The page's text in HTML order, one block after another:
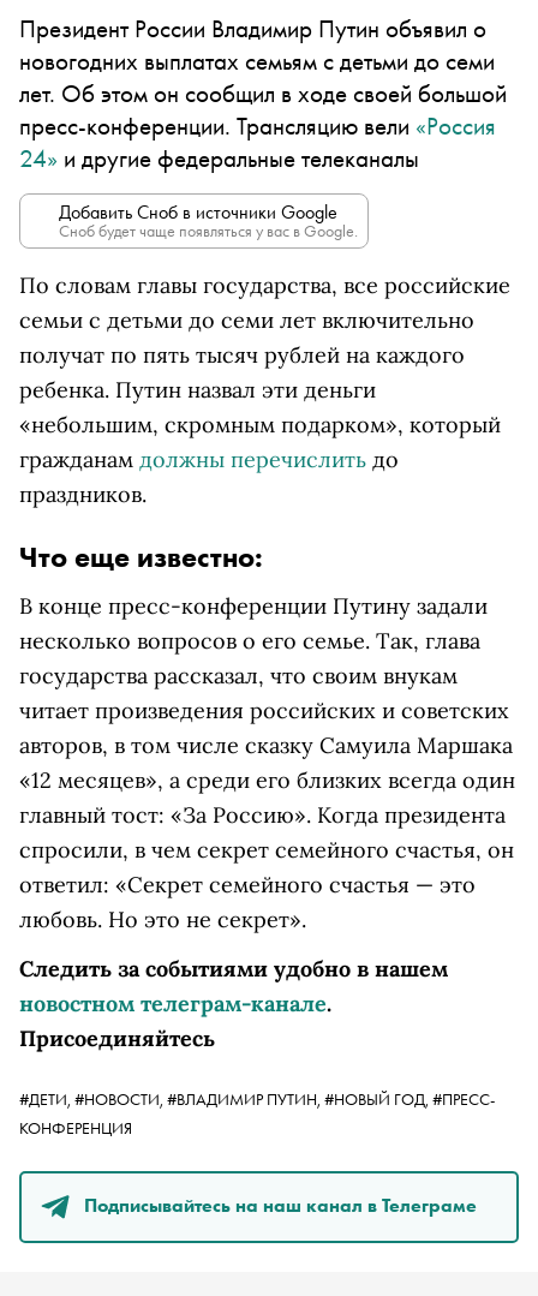
Президент России Владимир Путин объявил о
новогодних выплатах семьям с детьми до семи
лет. Об этом он сообщил в ходе своей большой
пресс-конференции. Трансляцию вели «Россия
24» и другие федеральные телеканалы
Добавить Сноб в источники Google
Сноб будет чаще появляться у вас в Google.
По словам главы государства, все российские
семьи с детьми до семи лет включительно
получат по пять тысяч рублей на каждого
ребенка. Путин назвал эти деньги
«небольшим, скромным подарком», который
гражданам должны перечислить до
праздников.
Что еще известно:
В конце пресс-конференции Путину задали
несколько вопросов о его семье. Так, глава
государства рассказал, что своим внукам
читает произведения российских и советских
авторов, в том числе сказку Самуила Маршака
«12 месяцев», а среди его близких всегда один
главный тост: «За Россию». Когда президента
спросили, в чем секрет семейного счастья, он
ответил: «Секрет семейного счастья — это
любовь. Но это не секрет».
Следить за событиями удобно в нашем
новостном телеграм-канале.
Присоединяйтесь
#ДЕТИ, #НОВОСТИ, #ВЛАДИМИР ПУТИН, #НОВЫЙ ГОД, #ПРЕСС-
КОНФЕРЕНЦИЯ
Подписывайтесь на наш канал в Телеграме